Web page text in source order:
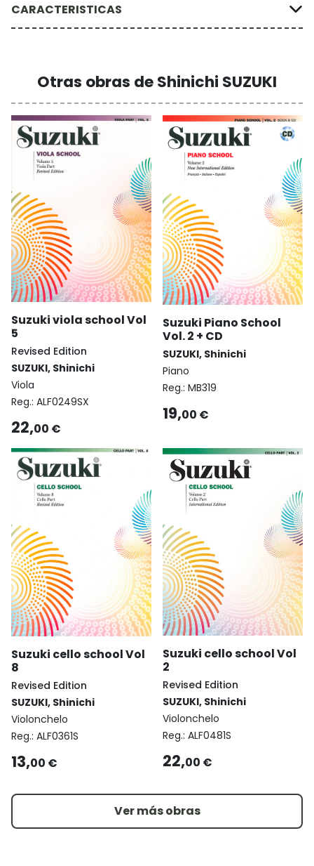
CARACTERISTICAS
Otras obras de Shinichi SUZUKI
Suzuki viola school Vol
5
Revised Edition
SUZUKI, Shinichi
Viola
Reg.: ALF0249SX
22,00 €
Suzuki Piano School
Vol. 2 + CD
SUZUKI, Shinichi
Piano
Reg.: MB319
19,00 €
Suzuki cello school Vol
8
Revised Edition
SUZUKI, Shinichi
Violonchelo
Reg.: ALF0361S
13,00 €
Suzuki cello school Vol
2
Revised Edition
SUZUKI, Shinichi
Violonchelo
Reg.: ALF0481S
22,00 €
Ver más obras